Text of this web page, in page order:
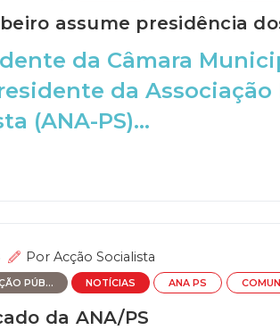
assume presidência
da Câmara
da
(ANA-PS)...
Por Acção Socialista
PÚB... NOTÍCIAS ANA PS
da ANA/PS